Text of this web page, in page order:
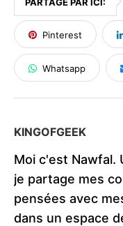
Pinterest
Whatsapp
KINGOFGEEK
Moi c'est Nawfal.
je partage mes
pensées avec
dans un espace